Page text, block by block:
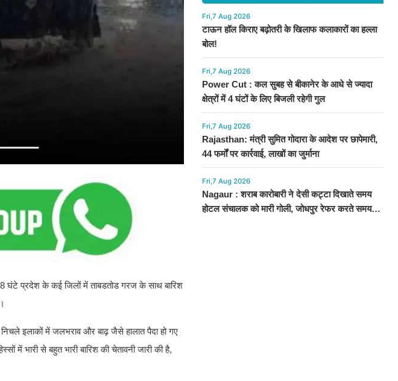
घंटे प्रदेश के कई जिलों में ताबडतोड गरज के साथ बारिश
इलाकों में जलभराव और बाढ़ जैसे हालात पैदा हो गए
में भारी से बहुत भारी बारिश की चेतावनी जारी की है,
Fri,7 Aug 2026
टाऊन हॉल किराए बढ़ोतरी के खिलाफ कलाकारों का हल्ला
बोल!
Fri,7 Aug 2026
Power Cut : कल सुबह से बीकानेर के आधे से ज्यादा
क्षेत्रों में 4 घंटों के लिए बिजली रहेगी गुल
Fri,7 Aug 2026
Rajasthan: मंत्री सुमित गोदारा के आदेश पर छापेमारी,
44 फर्मों पर कार्रवाई, लाखों का जुर्माना
Fri,7 Aug 2026
Nagaur : शराब कारोबारी ने देसी कट्टा दिखाते समय
होटल संचालक को मारी गोली, जोधपुर रेफर करते समय